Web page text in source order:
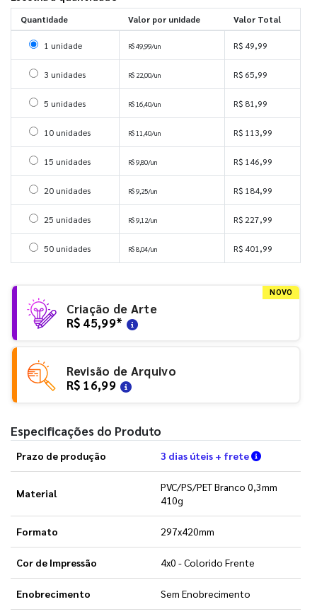
Quantidade Valor por unidade Valor Total
Selecionar 1 unidade
1 unidade R$ 49,99/un R$ 49,99
Selecionar 3 unidades
3 unidades R$ 22,00/un R$ 65,99
Selecionar 5 unidades
5 unidades R$ 16,40/un R$ 81,99
Selecionar 10 unidades
10 unidades R$ 11,40/un R$ 113,99
Selecionar 15 unidades
15 unidades R$ 9,80/un R$ 146,99
Selecionar 20 unidades
20 unidades R$ 9,25/un R$ 184,99
Selecionar 25 unidades
25 unidades R$ 9,12/un R$ 227,99
Selecionar 50 unidades
50 unidades R$ 8,04/un R$ 401,99
NOVO
Criação de Arte
R$ 45,99*
Revisão de Arquivo
R$ 16,99
Especificações do Produto
Prazo de produção 3 dias úteis + frete Verifique
Material
PVC/PS/PET Branco 0,3mm
410g
Formato 297x420mm
Cor de Impressão 4x0 - Colorido Frente
Enobrecimento Sem Enobrecimento